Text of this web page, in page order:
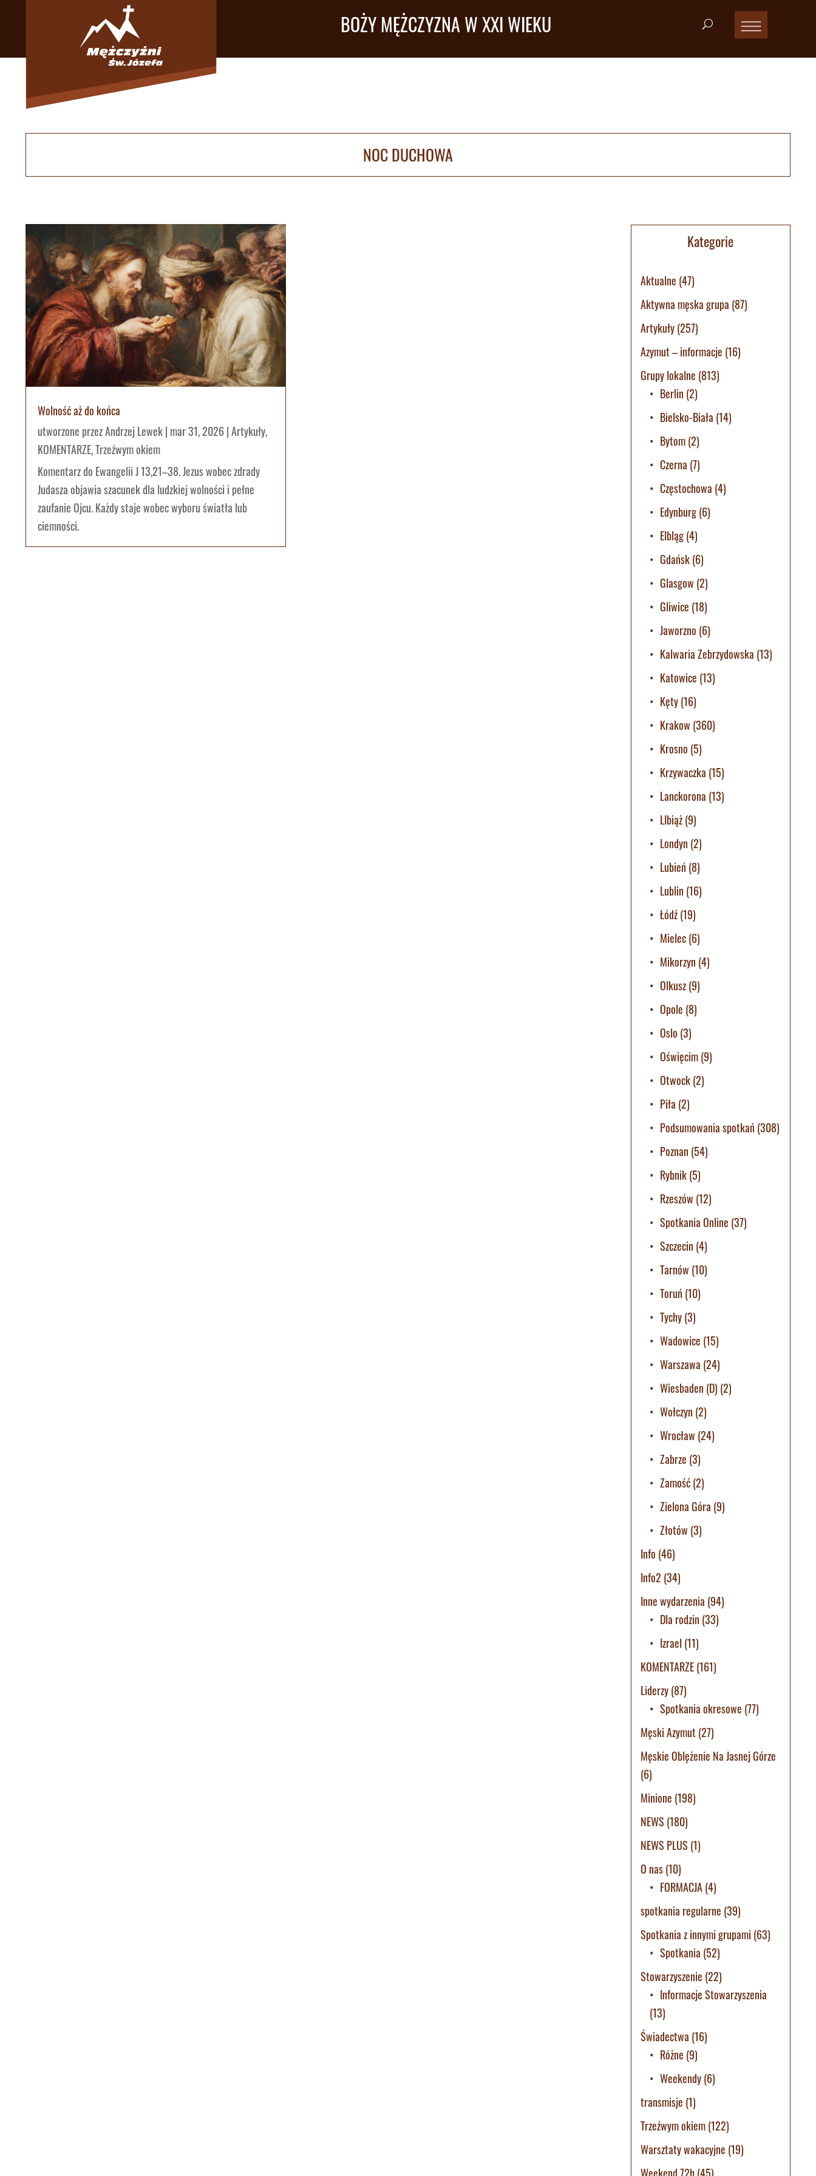
BOŻY MĘŻCZYZNA W XXI WIEKU
NOC DUCHOWA
Wolność aż do końca
utworzone przezAndrzej Lewek| mar 31, 2026|Artykuły,
KOMENTARZE,Trzeźwym okiem
Komentarz do Ewangelii J 13,21–38. Jezus wobec zdrady
Judasza objawia szacunek dla ludzkiej wolności i pełne
zaufanie Ojcu. Każdy staje wobec wyboru światła lub
ciemności.
Kategorie
Aktualne (47)
Aktywna męska grupa (87)
Artykuły(257)
Azymut – informacje (16)
Grupy lokalne (813)
Berlin (2)
Bielsko-Biała (14)
Bytom(2)
Czerna (7)
Częstochowa (4)
Edynburg(6)
Elbląg(4)
Gdańsk(6)
Glasgow (2)
Gliwice (18)
Jaworzno (6)
Kalwaria Zebrzydowska (13)
Katowice (13)
Kęty(16)
Krakow (360)
Krosno (5)
Krzywaczka (15)
Lanckorona (13)
LIbiąż(9)
Londyn (2)
Lubień (8)
Lublin (16)
Łódź(19)
Mielec(6)
Mikorzyn (4)
Olkusz(9)
Opole (8)
Oslo (3)
Oświęcim(9)
Otwock(2)
Piła (2)
Podsumowania spotkań (308)
Poznan (54)
Rybnik(5)
Rzeszów (12)
Spotkania Online (37)
Szczecin (4)
Tarnów (10)
Toruń (10)
Tychy(3)
Wadowice (15)
Warszawa (24)
Wiesbaden (D) (2)
Wołczyn (2)
Wrocław (24)
Zabrze (3)
Zamość(2)
Zielona Góra (9)
Złotów (3)
Info (46)
Info2 (34)
Inne wydarzenia (94)
Dla rodzin (33)
Izrael (11)
KOMENTARZE(161)
Liderzy(87)
Spotkania okresowe (77)
Męski Azymut (27)
Męskie Oblężenie Na Jasnej Górze
(6)
Minione (198)
NEWS (180)
NEWS PLUS (1)
O nas(10)
FORMACJA(4)
spotkania regularne (39)
Spotkania z innymi grupami (63)
Spotkania (52)
Stowarzyszenie (22)
Informacje Stowarzyszenia
(13)
Świadectwa (16)
Różne (9)
Weekendy(6)
transmisje (1)
Trzeźwym okiem(122)
Warsztaty wakacyjne (19)
Weekend 72h(45)